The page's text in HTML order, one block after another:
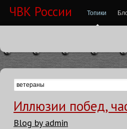
ЧВК России Топики
Иллюзии побед,
Blog by admin